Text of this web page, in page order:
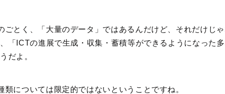
ごとく、「大量のデータ」ではあるんだけど、それだけじ
「ICTの進展で生成・収集・蓄積等ができるようになった
だよ。
については限定的ではないということですね。